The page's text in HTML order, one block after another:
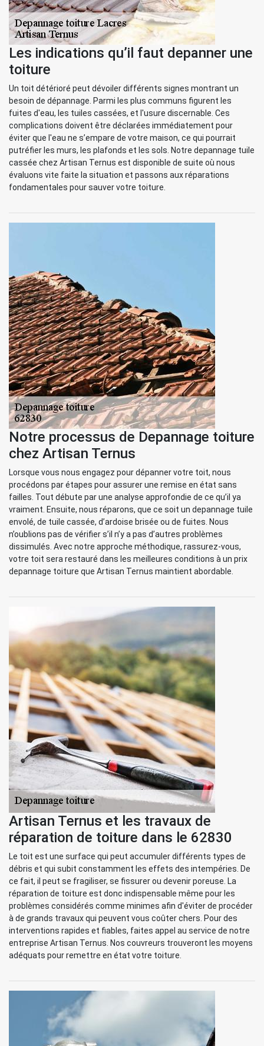
Les indications qu’il faut depanner une
toiture
Un toit détérioré peut dévoiler différents signes montrant un
besoin de dépannage. Parmi les plus communs figurent les
fuites d'eau, les tuiles cassées, et l'usure discernable. Ces
complications doivent être déclarées immédiatement pour
éviter que l'eau ne s’empare de votre maison, ce qui pourrait
putréfier les murs, les plafonds et les sols. Notre depannage tuile
cassée chez Artisan Ternus est disponible de suite où nous
évaluons vite faite la situation et passons aux réparations
fondamentales pour sauver votre toiture.
Notre processus de Depannage toiture
chez Artisan Ternus
Lorsque vous nous engagez pour dépanner votre toit, nous
procédons par étapes pour assurer une remise en état sans
failles. Tout débute par une analyse approfondie de ce qu’il ya
vraiment. Ensuite, nous réparons, que ce soit un depannage tuile
envolé, de tuile cassée, d’ardoise brisée ou de fuites. Nous
n’oublions pas de vérifier s’il n’y a pas d’autres problèmes
dissimulés. Avec notre approche méthodique, rassurez-vous,
votre toit sera restauré dans les meilleures conditions à un prix
depannage toiture que Artisan Ternus maintient abordable.
Artisan Ternus et les travaux de
réparation de toiture dans le 62830
Le toit est une surface qui peut accumuler différents types de
débris et qui subit constamment les effets des intempéries. De
ce fait, il peut se fragiliser, se fissurer ou devenir poreuse. La
réparation de toiture est donc indispensable même pour les
problèmes considérés comme minimes afin d'éviter de procéder
à de grands travaux qui peuvent vous coûter chers. Pour des
interventions rapides et fiables, faites appel au service de notre
entreprise Artisan Ternus. Nos couvreurs trouveront les moyens
adéquats pour remettre en état votre toiture.